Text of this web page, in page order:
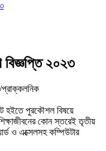
বিজ্ঞপ্তি ২০২৩
প্রাক্কলনিক
হইতে পুরকৌশল বিষয়ে
কোন স্তরেই তৃতীয়
ও এক্সেলসহ কম্পিউটার